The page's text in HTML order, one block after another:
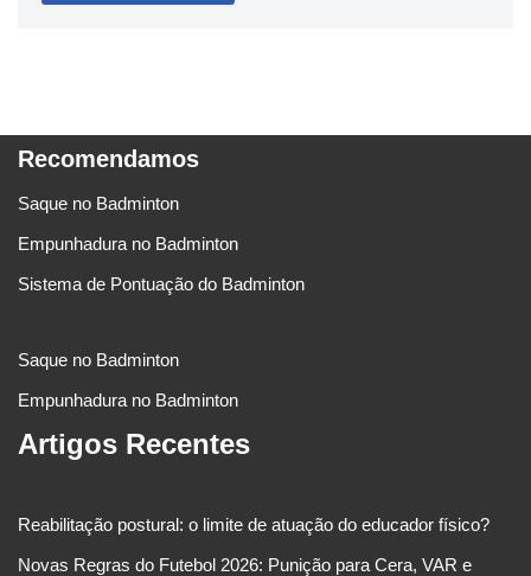
Recomendamos
Saque no Badminton
Empunhadura no Badminton
Sistema de Pontuação do Badminton
Saque no Badminton
Empunhadura no Badminton
Artigos Recentes
Reabilitação postural: o limite de atuação do educador físico?
Novas Regras do Futebol 2026: Punição para Cera, VAR e